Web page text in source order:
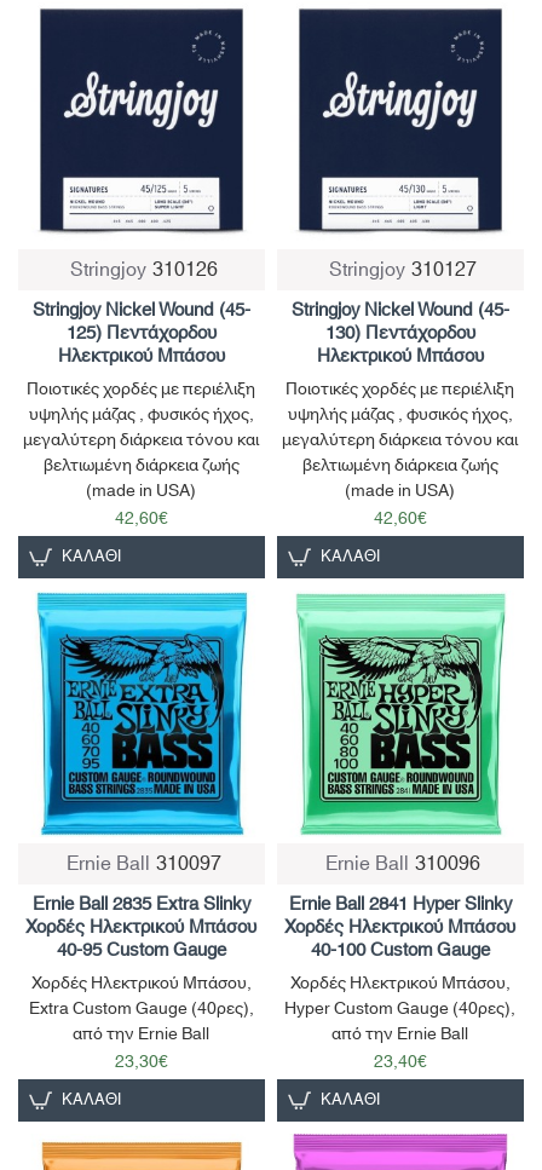
Stringjoy310126
Stringjoy Nickel Wound (45-
125) Πεντάχορδου
Ηλεκτρικού Μπάσου
Ποιοτικές χορδές με περιέλιξη
υψηλής μάζας , φυσικός ήχος,
μεγαλύτερη διάρκεια τόνου και
βελτιωμένη διάρκεια ζωής
(made in USA)
42,60€
ΚΑΛΆΘΙ
Stringjoy310127
Stringjoy Nickel Wound (45-
130) Πεντάχορδου
Ηλεκτρικού Μπάσου
Ποιοτικές χορδές με περιέλιξη
υψηλής μάζας , φυσικός ήχος,
μεγαλύτερη διάρκεια τόνου και
βελτιωμένη διάρκεια ζωής
(made in USA)
42,60€
ΚΑΛΆΘΙ
Παράδοση σε 4-10 ημέρες
Ernie Ball 310097
Ernie Ball 2835 Extra Slinky
Χορδές Ηλεκτρικού Μπάσου
40-95 Custom Gauge
Χορδές Ηλεκτρικού Μπάσου,
Extra Custom Gauge (40ρες),
από την Ernie Ball
23,30€
ΚΑΛΆΘΙ
Παράδοση σε 4-10 ημέρες
Ernie Ball 310096
Ernie Ball 2841 Hyper Slinky
Χορδές Ηλεκτρικού Μπάσου
40-100 Custom Gauge
Χορδές Ηλεκτρικού Μπάσου,
Hyper Custom Gauge (40ρες),
από την Ernie Ball
23,40€
ΚΑΛΆΘΙ